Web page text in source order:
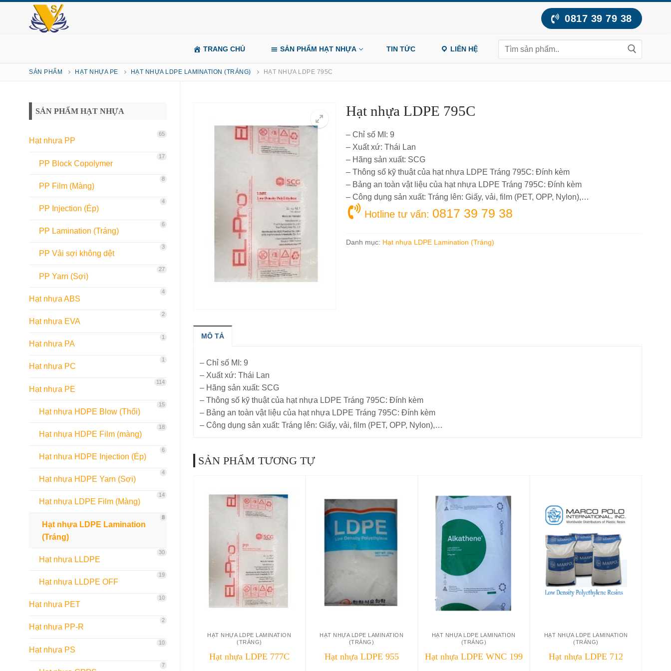
0817 39 79 38
TRANG CHỦ SẢN PHẨM HẠT NHỰA TIN TỨC LIÊN HỆ
SẢN PHẨM HẠT NHỰA PE HẠT NHỰA LDPE LAMINATION (TRÁNG) HẠT NHỰA LDPE 795C
Hạt nhựa LDPE 795C
– Chỉ số MI: 9
– Xuất xứ: Thái Lan
– Hãng sản xuất: SCG
– Thông số kỹ thuật của hạt nhựa LDPE Tráng 795C: Đính kèm
– Bảng an toàn vật liệu của hạt nhựa LDPE Tráng 795C: Đính kèm
– Công dụng sản xuất: Tráng lên: Giấy, vải, film (PET, OPP, Nylon),…
Hotline tư vấn: 0817 39 79 38
Danh mục: Hạt nhựa LDPE Lamination (Tráng)
MÔ TẢ
– Chỉ số MI: 9
– Xuất xứ: Thái Lan
– Hãng sản xuất: SCG
– Thông số kỹ thuật của hạt nhựa LDPE Tráng 795C: Đính kèm
– Bảng an toàn vật liệu của hạt nhựa LDPE Tráng 795C: Đính kèm
– Công dụng sản xuất: Tráng lên: Giấy, vải, film (PET, OPP, Nylon),…
SẢN PHẨM TƯƠNG TỰ
HẠT NHỰA LDPE LAMINATION
(TRÁNG)
Hạt nhựa LDPE 777C
HẠT NHỰA LDPE LAMINATION
(TRÁNG)
Hạt nhựa LDPE 955
HẠT NHỰA LDPE LAMINATION
(TRÁNG)
Hạt nhựa LDPE WNC 199
HẠT NHỰA LDPE LAMINATION
(TRÁNG)
Hạt nhựa LDPE 712
SẢN PHẨM HẠT NHỰA
Hạt nhựa PP
65
PP Block Copolymer
17
PP Film (Màng)
8
PP Injection (Ép)
4
PP Lamination (Tráng)
6
PP Vải sợi không dệt
3
PP Yarn (Sợi)
27
Hạt nhựa ABS
4
Hạt nhựa EVA
2
Hạt nhựa PA
1
Hạt nhựa PC
1
Hạt nhựa PE
114
Hạt nhựa HDPE Blow (Thổi)
15
Hạt nhựa HDPE Film (màng)
18
Hạt nhựa HDPE Injection (Ép)
6
Hạt nhựa HDPE Yarn (Sợi)
4
Hạt nhựa LDPE Film (Màng)
14
Hạt nhựa LDPE Lamination
(Tráng)
8
Hạt nhựa LLDPE
30
Hạt nhựa LLDPE OFF
19
Hạt nhựa PET
10
Hạt nhựa PP-R
2
Hạt nhựa PS
10
7